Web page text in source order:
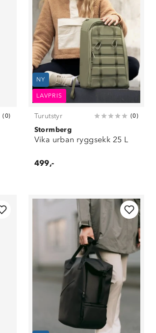
(0)
NY
LAVPRIS
Turutstyr (0)
Stormberg
Vika urban ryggsekk 25 L
499,-